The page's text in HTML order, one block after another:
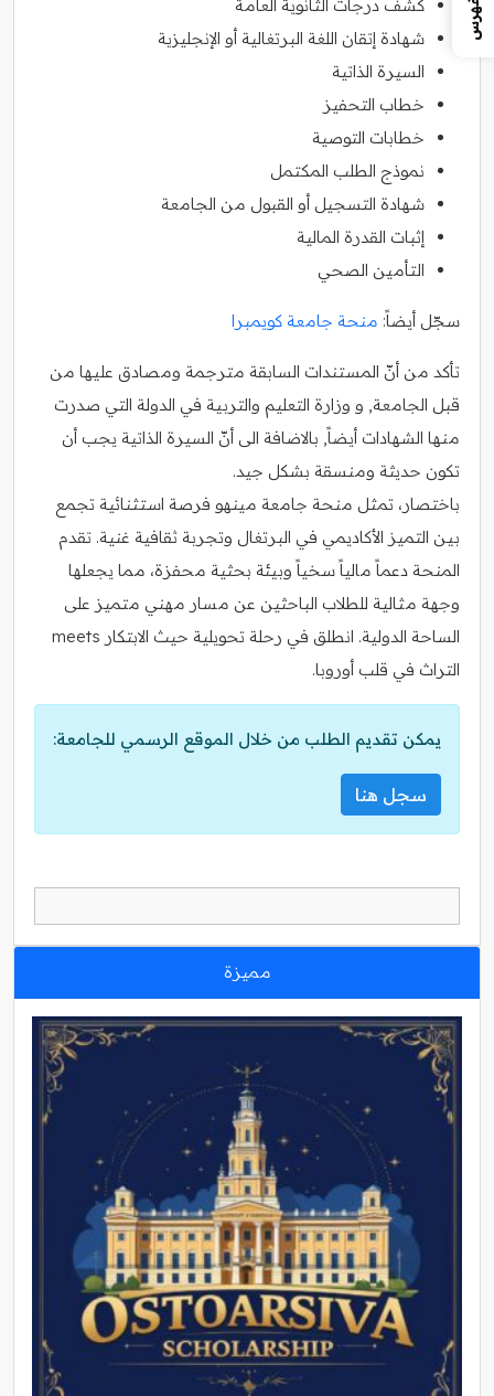
كشف درجات الثانوية العامة
شهادة إتقان اللغة البرتغالية أو الإنجليزية
السيرة الذاتية
خطاب التحفيز
خطابات التوصية
نموذج الطلب المكتمل
شهادة التسجيل أو القبول من الجامعة
إثبات القدرة المالية
التأمين الصحي
سجّل أيضاً: منحة جامعة كويمبرا
تأكد من أنّ المستندات السابقة مترجمة ومصادق عليها من
قبل الجامعة, و وزارة التعليم والتربية في الدولة التي صدرت
منها الشهادات أيضاً, بالاضافة الى أنّ السيرة الذاتية يجب أن
تكون حديثة ومنسقة بشكل جيد.
باختصار، تمثل منحة جامعة مينهو فرصة استثنائية تجمع
بين التميز الأكاديمي في البرتغال وتجربة ثقافية غنية. تقدم
المنحة دعماً مالياً سخياً وبيئة بحثية محفزة، مما يجعلها
وجهة مثالية للطلاب الباحثين عن مسار مهني متميز على
الساحة الدولية. انطلق في رحلة تحويلية حيث الابتكار meets
التراث في قلب أوروبا.
يمكن تقديم الطلب من خلال الموقع الرسمي للجامعة:
سجل هنا
مميزة
الفهرس